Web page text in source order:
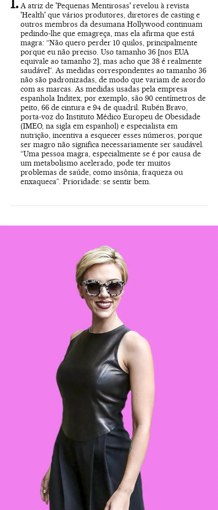
A atriz de 'Pequenas Mentirosas' revelou à revista
'Health' que vários produtores, diretores de casting e
outros membros da desumana Hollywood continuam
pedindo-lhe que emagreça, mas ela afirma que está
magra: “Não quero perder 10 quilos, principalmente
porque eu não preciso. Uso tamanho 36 [nos EUA
equivale ao tamanho 2], mas acho que 38 é realmente
saudável”. As medidas correspondentes ao tamanho 36
não são padronizadas, de modo que variam de acordo
com as marcas. As medidas usadas pela empresa
espanhola Inditex, por exemplo, são 90 centímetros de
peito, 66 de cintura e 94 de quadril. Rubén Bravo,
porta-voz do Instituto Médico Europeu de Obesidade
(IMEO, na sigla em espanhol) e especialista em
nutrição, incentiva a esquecer esses números, porque
ser magro não significa necessariamente ser saudável.
“Uma pessoa magra, especialmente se é por causa de
um metabolismo acelerado, pode ter muitos
problemas de saúde, como insônia, fraqueza ou
enxaqueca”. Prioridade: se sentir bem.